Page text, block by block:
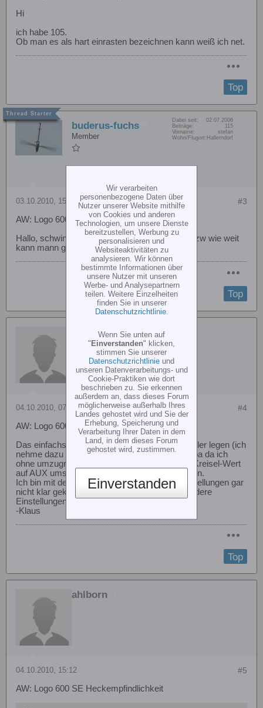
Hi
ich habe 105.
Ob man es als hart einrasten bezeichnen kann weiß ich net.
Top
buderus-fuchs
Member
Dabei seit:
02.07.2006
Beiträge:
115
Vorname:
stefan
Wohn/Flugort: Hallerndorf
#3
03.10.2010, 15:44
AW: Logo 600 SE Heckempfindlichkeit
Hallo, schwingt bei 105% das Heck nicht auf, bzw wie weit
kann mann gehen bis es aufschwingt?
Top
worldofmaya
#4
04.10.2010, 07:43
AW: Logo 600 SE Heckempfindlichkeit
Das einfachste ist den Aux Kanal auf einen Regler legen (ich
nehme dazu das Poti an der Seite meiner Futaba da ich
ohne umzugreifen hin komme), im VStabi den Kreisel-Wert
auf AUX umstellen und im Flug einfach einstellen.
Ich bin mit dem L600 Preset und den Heckeinstellungen gar
nicht klar gekommen, deswegen flieg ich da andere
Einstellungen.
-Klaus
Top
ahlborn
#5
04.10.2010, 15:12
AW: Logo 600 SE Heckempfindlichkeit
Wir verarbeiten
personenbezogene Daten über
Nutzer unserer Website mithilfe
von Cookies und anderen
Technologien, um unsere Dienste
bereitzustellen, Werbung zu
personalisieren und
Websiteaktivitäten zu
analysieren. Wir können
bestimmte Informationen über
unsere Nutzer mit unseren
Werbe- und Analysepartnern
teilen. Weitere Einzelheiten
finden Sie in unserer
Datenschutzrichtlinie.
Wenn Sie unten auf
" Einverstanden" klicken,
stimmen Sie unserer
Datenschutzrichtlinie und
unseren Datenverarbeitungs- und
Cookie-Praktiken wie dort
beschrieben zu. Sie erkennen
außerdem an, dass dieses Forum
möglicherweise außerhalb Ihres
Landes gehostet wird und Sie der
Erhebung, Speicherung und
Verarbeitung Ihrer Daten in dem
Land, in dem dieses Forum
gehostet wird, zustimmen.
Einverstanden